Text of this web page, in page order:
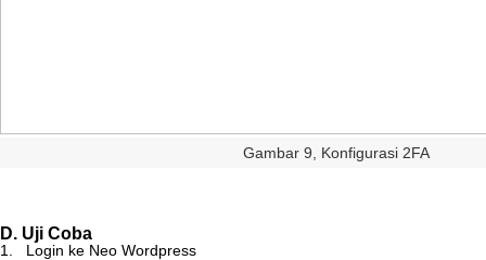
Gambar 9 Konfigurasi 2FA
D. Uji Coba
1 Login ke Neo Wordpress